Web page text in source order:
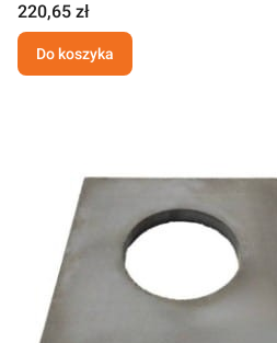
220,65 zł
Do koszyka